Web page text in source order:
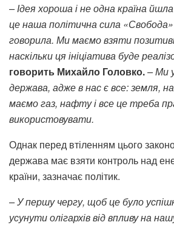
– Ідея хороша і не одна країна
це наша політична сила
говорила. Ми маємо взяти
наскільки ця ініціатива буде
говорить Михайло Головко.–Ми
держава, адже в нас є все: земля,
маємо газ, нафту і все це треба
використовувати.
Однак перед втіленням цього
держава має взяти контроль над
країни, зазначає політик.
– У першу чергу, щоб це було
усунути олігархів від впливу на